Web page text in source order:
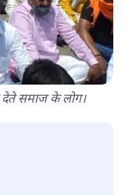
देते समाज के लोग।